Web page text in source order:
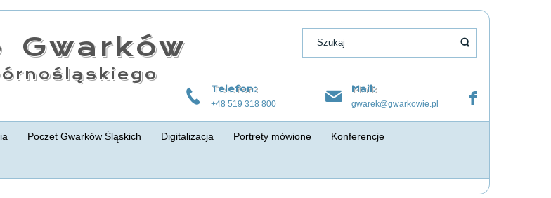
Gwarków
Telefon:
+48 519 318 800
Mail:
gwarek@gwarkowie.pl
Poczet Gwarków Śląskich Digitalizacja Portrety mówione Konferencje